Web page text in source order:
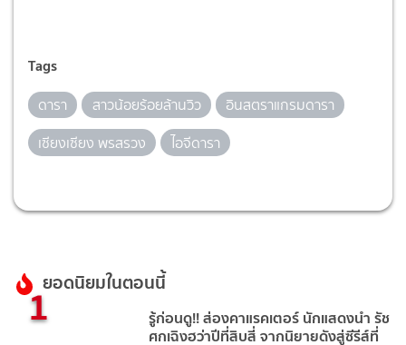
Tags
ดารา สาวน้อยร้อยล้านวิว
อินสตราแกรมดารา
เซียงเซียง พรสรวง
ไอจีดารา
ยอดนิยมในตอนนี้
1 รู้ก่อนดู!! ส่องคาแรคเตอร์ นักแสดงนำ รัช
ศกเฉิงฮว่าปีที่สิบสี่ จากนิยายดังสู่ซีรีส์ที่